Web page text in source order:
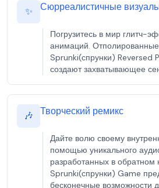
✨ Сюрреалистичные
Погрузитесь в мир глитч-
анимаций.
Sprunki(спрунки) Reversed
создают захватывающее
🎶 Творческий ремикс
Дайте волю своему
помощью уникального
разработанных в обратном
Sprunki(спрунки) Game
бесконечные возможности